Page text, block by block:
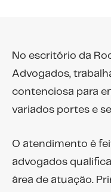
No escritório da
Advogados,
contenciosa para
variados portes e
O atendimento é
advogados
área de atuação.